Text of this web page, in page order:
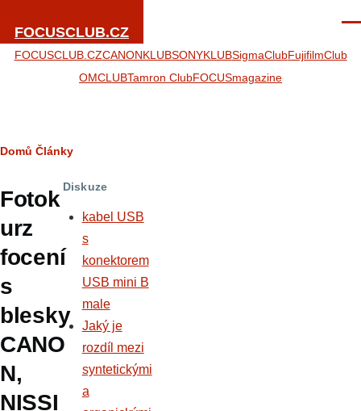
FOCUSCLUB.CZ
FOCUSCLUB.CZCANONKLUBSONYKLUBSigmaClubFujifilmClub
OMCLUBTamron ClubFOCUSmagazine
Drobečková
navigace
Domů Články
Fotok
urz
focení
s
blesky
CANO
N,
NISSI
Diskuze
kabel USB
s
konektorem
USB mini B
male
Jaký je
rozdíl mezi
syntetickými
a